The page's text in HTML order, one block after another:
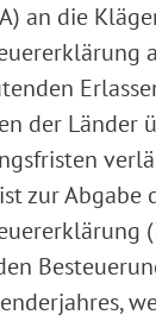
an die
der Länder
zur Abgabe